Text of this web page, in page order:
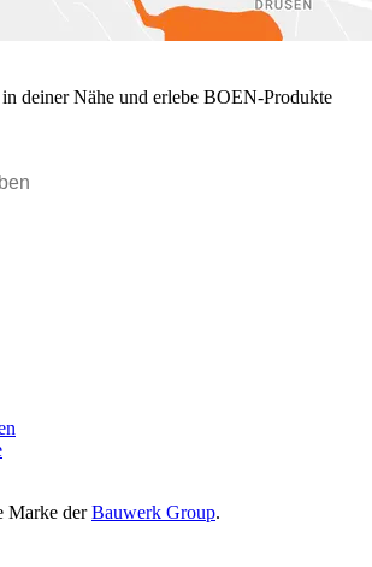
deiner Nähe und erlebe BOEN-Produkte
Marke derBauwerk Group.